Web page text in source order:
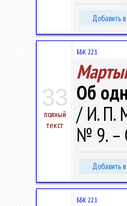
Добавить
33
полный
текст
ББК 22.1
Об
/ И. П.
№ 9. –
Добавить
ББК 22.1